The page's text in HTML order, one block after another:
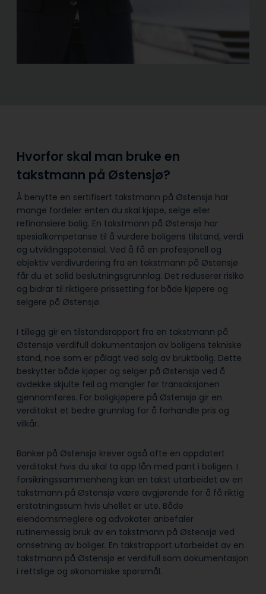
Hvorfor skal man bruke en
takstmann på Østensjø?
Å benytte en sertifisert takstmann på Østensjø har
mange fordeler enten du skal kjøpe, selge eller
refinansiere bolig. En takstmann på Østensjø har
spesialkompetanse til å vurdere boligens tilstand, verdi
og utviklingspotensial. Ved å få en profesjonell og
objektiv verdivurdering fra en takstmann på Østensjø
får du et solid beslutningsgrunnlag. Det reduserer risiko
og bidrar til riktigere prissetting for både kjøpere og
selgere på Østensjø.
I tillegg gir en tilstandsrapport fra en takstmann på
Østensjø verdifull dokumentasjon av boligens tekniske
stand, noe som er pålagt ved salg av bruktbolig. Dette
beskytter både kjøper og selger på Østensjø ved å
avdekke skjulte feil og mangler før transaksjonen
gjennomføres. For boligkjøpere på Østensjø gir en
verditakst et bedre grunnlag for å forhandle pris og
vilkår.
Banker på Østensjø krever også ofte en oppdatert
verditakst hvis du skal ta opp lån med pant i boligen. I
forsikringssammenheng kan en takst utarbeidet av en
takstmann på Østensjø være avgjørende for å få riktig
erstatningssum hvis uhellet er ute. Både
eiendomsmeglere og advokater anbefaler
rutinemessig bruk av en takstmann på Østensjø ved
omsetning av boliger. En takstrapport utarbeidet av en
takstmann på Østensjø er verdifull som dokumentasjon
i rettslige og økonomiske spørsmål.